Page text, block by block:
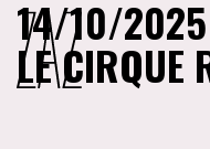
14/10/2025
LE CIRQUE